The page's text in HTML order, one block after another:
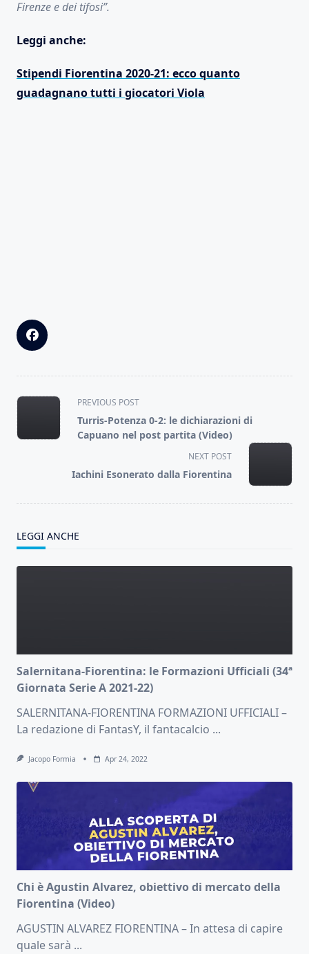
Firenze e dei tifosi”.
Leggi anche:
Stipendi Fiorentina 2020-21: ecco quanto
guadagnano tutti i giocatori Viola
<span
class="nav-
subtitle
PREVIOUS POST
Turris-Potenza 0-2: le dichiarazioni di
Capuano nel post partita (Video)
NEXT POST
Iachini Esonerato dalla Fiorentina
LEGGI ANCHE
Salernitana-Fiorentina: le Formazioni Ufficiali (34ª
Giornata Serie A 2021-22)
SALERNITANA-FIORENTINA FORMAZIONI UFFICIALI –
La redazione di FantasY, il fantacalcio ...
Jacopo Formia Apr 24, 2022
Chi è Agustin Alvarez, obiettivo di mercato della
Fiorentina (Video)
AGUSTIN ALVAREZ FIORENTINA – In attesa di capire
quale sarà ...